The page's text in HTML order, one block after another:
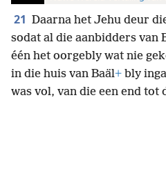
21 Daarna het Jehu deur
sodat al die aanbidders van
één het oorgebly wat nie
in die huis van Baäl+ bly
was vol, van die een end tot